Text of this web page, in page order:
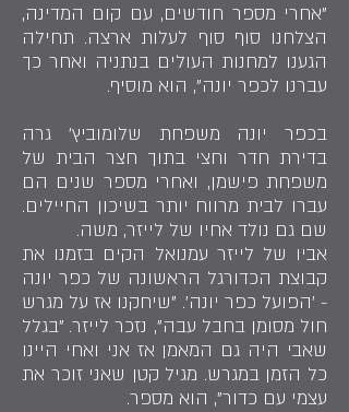
"אחרי מספר חודשים, עם קום המדינה,
הצלחנו סוף סוף לעלות ארצה. תחילה
הגענו למחנות העולים בנתניה ואחר כך
עברנו לכפר יונה", הוא מוסיף.
בכפר יונה משפחת שלומוביץ' גרה
בדירת חדר וחצי בתוך חצר הבית של
משפחת פישמן, ואחרי מספר שנים הם
עברו לבית מרווח יותר בשיכון החיילים.
שם גם נולד אחיו של לייזר, משה.
אביו של לייזר עמנואל הקים בזמנו את
קבוצת הכדורגל הראשונה של כפר יונה
- 'הפועל כפר יונה'. "שיחקנו אז על מגרש
חול מסומן בחבל עבה", נזכר לייזר. "בגלל
שאבי היה גם המאמן אז אני ואחי היינו
כל הזמן במגרש. מגיל קטן שאני זוכר את
עצמי עם כדור", הוא מספר.